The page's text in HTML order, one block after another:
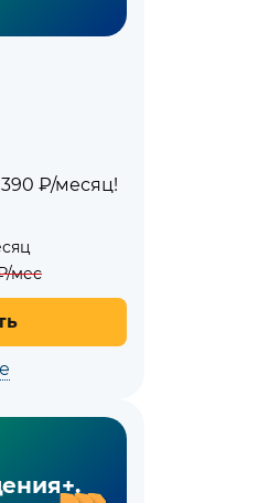
₽/месяц!
мес